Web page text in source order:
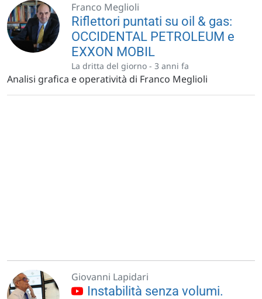
Franco Meglioli
Riflettori puntati su oil & gas:
OCCIDENTAL PETROLEUM e
EXXON MOBIL
La dritta del giorno - 3 anni fa
Analisi grafica e operatività di Franco Meglioli
Giovanni Lapidari
Instabilità senza volumi.